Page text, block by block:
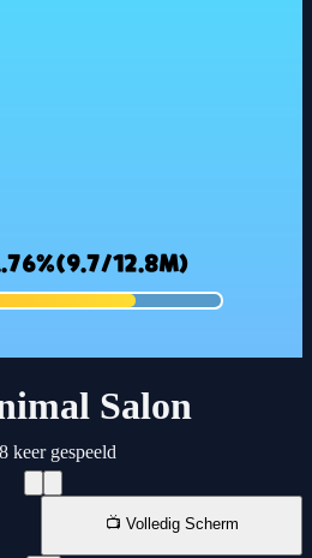
Salon
keer gespeeld
📺 Volledig Scherm